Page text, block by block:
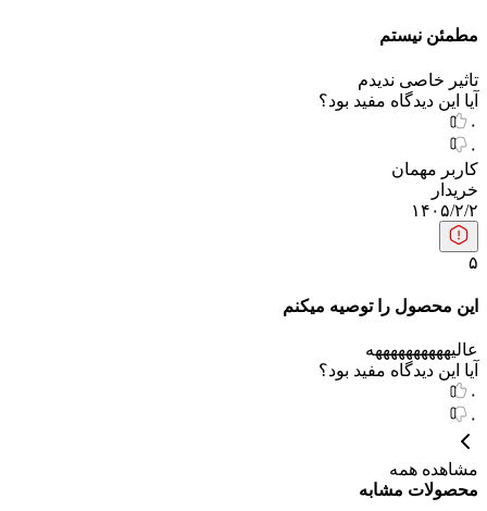
مطمئن نیستم
تاثیر خاصی ندیدم
آیا این دیدگاه مفید بود؟
۰
۰
کاربر مهمان
خریدار
۱۴۰۵/۲/۲
۵
این محصول را توصیه میکنم
عالیهههههه‍ههههه
آیا این دیدگاه مفید بود؟
۰
۰
مشاهده همه
محصولات مشابه